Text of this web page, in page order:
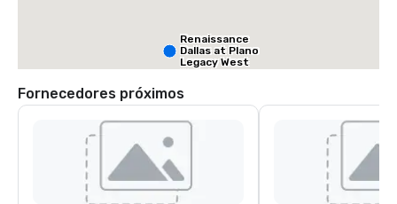
Renaissance
Dallas at Plano
Legacy West
Hotel
Fornecedores próximos